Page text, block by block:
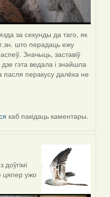
за секунды да таго, як
што перадаць ежу
Значыць, заставіў
гэта ведала і знайшла
перакусу далёка не
каб пакідаць каментары.
доўгімі
цяпер ужо